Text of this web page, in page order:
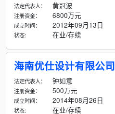
法定代表人： 黄冠波
注册资金： 6800万元
成立时间： 2012年09月13日
状态: 在业/存续
海南优仕设计有限公司
法定代表人： 钟如意
注册资金： 500万元
成立时间： 2014年08月26日
状态: 在业/存续